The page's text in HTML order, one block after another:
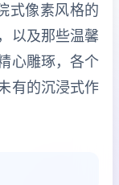
式像素风格的
以及那些温馨
心雕琢，各个
有的沉浸式作